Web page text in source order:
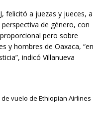
felicitó a juezas y jueces, a
de género, con
pero sobre
y hombres de Oaxaca, “en
indicó Villanueva
vuelo de Ethiopian Airlines